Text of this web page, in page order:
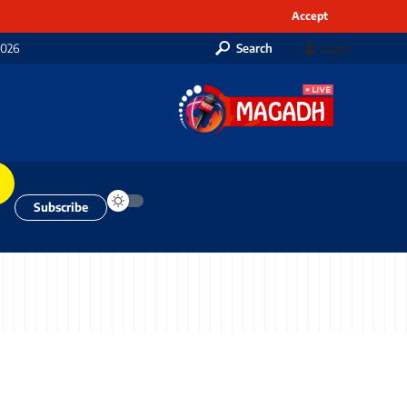
Accept
Search Login
Subscribe